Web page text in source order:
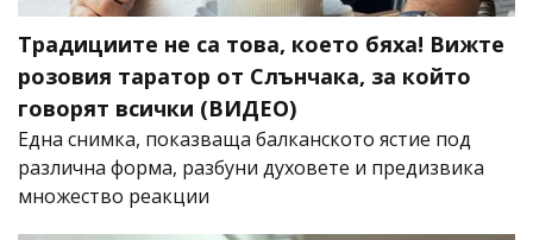
Традициите не са това, което бяха! Вижте
розовия таратор от Слънчака, за който
говорят всички (ВИДЕО)
Една снимка, показваща балканското ястие под
различна форма, разбуни духовете и предизвика
множество реакции